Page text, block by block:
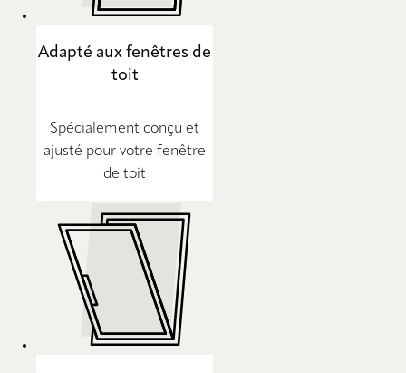
Adapté aux fenêtres de
toit
Spécialement conçu et
ajusté pour votre fenêtre
de toit